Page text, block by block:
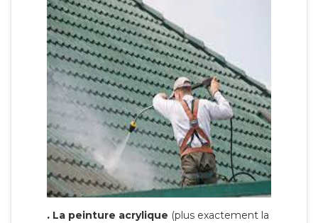
. La peinture acrylique (plus exactement la